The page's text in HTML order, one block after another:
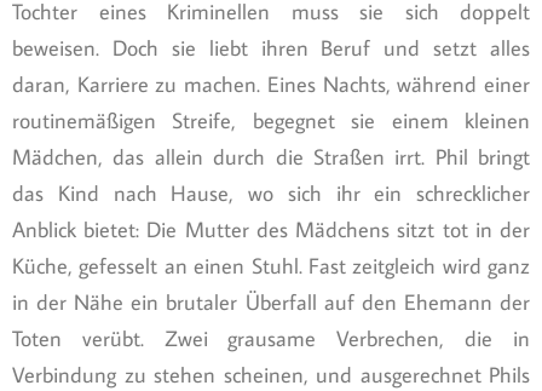
Tochter eines Kriminellen muss sie sich doppelt
beweisen. Doch sie liebt ihren Beruf und setzt alles
daran, Karriere zu machen. Eines Nachts, während einer
routinemäßigen Streife, begegnet sie einem kleinen
Mädchen, das allein durch die Straßen irrt. Phil bringt
das Kind nach Hause, wo sich ihr ein schrecklicher
Anblick bietet: Die Mutter des Mädchens sitzt tot in der
Küche, gefesselt an einen Stuhl. Fast zeitgleich wird ganz
in der Nähe ein brutaler Überfall auf den Ehemann der
Toten verübt. Zwei grausame Verbrechen, die in
Verbindung zu stehen scheinen, und ausgerechnet Phils